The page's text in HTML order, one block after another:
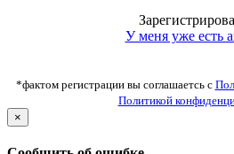
У меня уже есть
*фактом регистрации вы соглашаетсь с
Политикой
×